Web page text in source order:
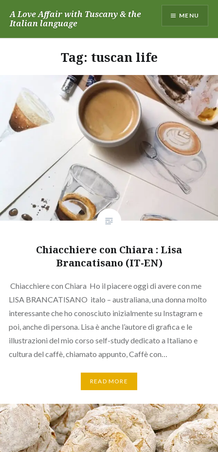
A Love Affair with Tuscany & the
Italian language
MENU
Tag: tuscan life
Chiacchiere con Chiara : Lisa
Brancatisano (IT-EN)
Chiacchiere con Chiara Ho il piacere oggi di avere con me
LISA BRANCATISANO italo – australiana, una donna molto
interessante che ho conosciuto inizialmente su Instagram e
poi, anche di persona. Lisa è anche l’autore di grafica e le
illustrazioni del mio corso self-study dedicato a Italiano e
cultura del caffè, chiamato appunto, Caffè con…
READ MORE